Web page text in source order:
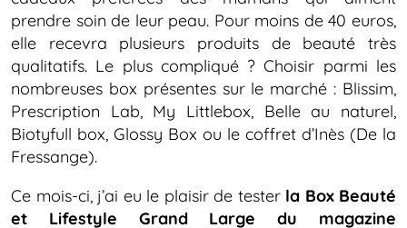
prendre soin de leur peau. Pour moins de 40 euros,
elle recevra plusieurs produits de beauté très
qualitatifs. Le plus compliqué ? Choisir parmi les
nombreuses box présentes sur le marché : Blissim,
Prescription Lab, My Littlebox, Belle au naturel,
Biotyfull box, Glossy Box ou le coffret d’Inès (De la
Fressange).
Ce mois-ci, j’ai eu le plaisir de tester la Box Beauté
et Lifestyle Grand Large du magazine